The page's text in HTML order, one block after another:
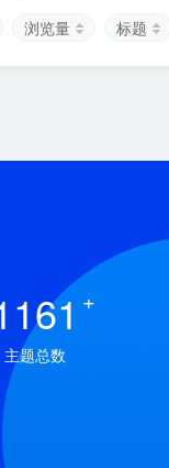
浏览量 标题
+
主题总数